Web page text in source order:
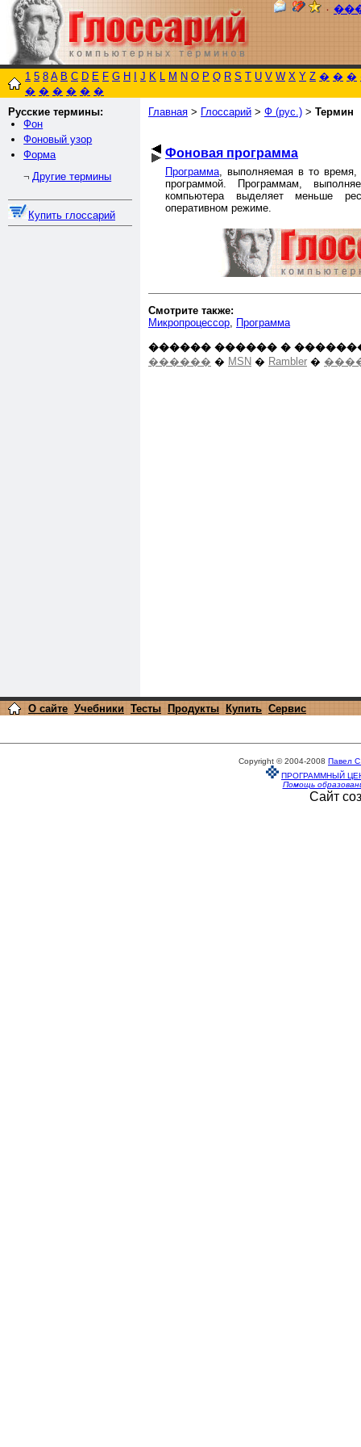
٠
1 5 8 A B C D E F G H J K L M N O P Q R S T U V W X Y Z � � �
� � � � � �
Русские термины:
Фон
Фоновый узор
Форма
¬ Другие термины
Купить глоссарий
Главная > Глоссарий > Ф (рус.) > Термин
Фоновая программа
Программа, выполняемая в то время,
программой. Программам,
компьютера выделяет меньше
оперативном режиме.
Смотрите также:
Микропроцессор
Программа
������ ������ �
������ � MSN � Rambler �
О сайте Учебники Тесты Продукты Купить Сервис
Copyright © 2004-2008 Павел
ПРОГРАММНЫЙ
Помощь
Сайт